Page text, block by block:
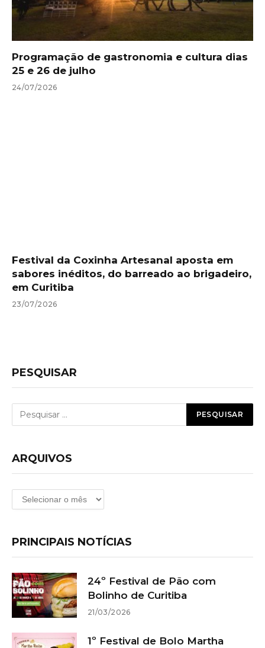
Programação de gastronomia e cultura dias
25 e 26 de julho
24/07/2026
Festival da Coxinha Artesanal aposta em
sabores inéditos, do barreado ao brigadeiro,
em Curitiba
23/07/2026
PESQUISAR
ARQUIVOS
Arquivos
PRINCIPAIS NOTÍCIAS
24º Festival de Pão com
Bolinho de Curitiba
21/03/2026
1º Festival de Bolo Martha